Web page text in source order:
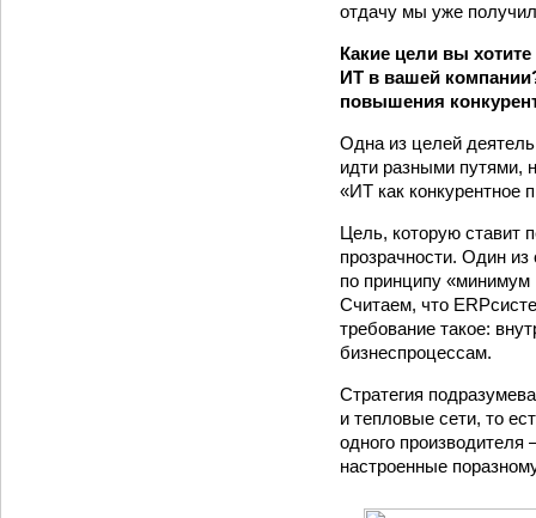
отдачу мы уже
Какие цели вы
ИТ в вашей
повышения
Одна из целей
идти разными путями,
«ИТ как конкурентное
Цель, которую ставит
прозрачности. Один
по принципу «минимум
Считаем, что
требование такое:
бизнес­процессам.
Стратегия
и тепловые сети, то
одного
настроенные